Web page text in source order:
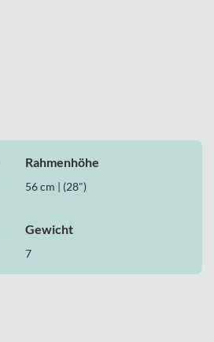
Rennen und schnelle
Rahmenhöhe
56 cm | (28")
Gewicht
7